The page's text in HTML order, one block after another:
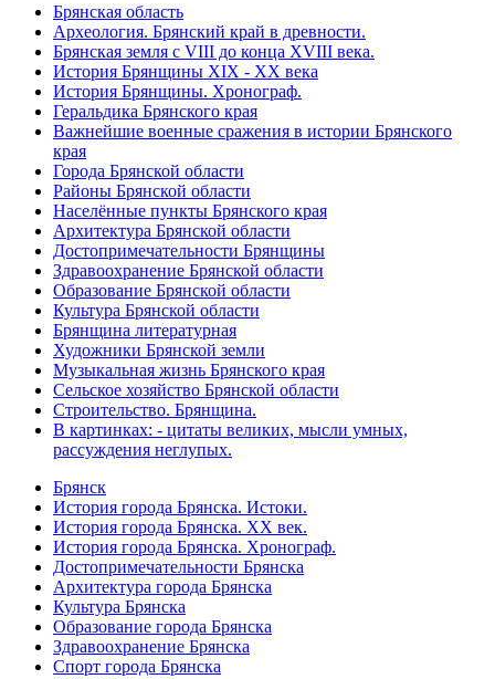
Брянская область
Археология. Брянский край в древности.
Брянская земля с VIII до конца XVIII века.
История Брянщины XIX - XX века
История Брянщины. Хронограф.
Геральдика Брянского края
Важнейшие военные сражения в истории Брянского
края
Города Брянской области
Районы Брянской области
Населённые пункты Брянского края
Архитектура Брянской области
Достопримечательности Брянщины
Здравоохранение Брянской области
Образование Брянской области
Культура Брянской области
Брянщина литературная
Художники Брянской земли
Музыкальная жизнь Брянского края
Сельское хозяйство Брянской области
Строительство. Брянщина.
В картинках: - цитаты великих, мысли умных,
рассуждения неглупых.
Брянск
История города Брянска. Истоки.
История города Брянска. XX век.
История города Брянска. Хронограф.
Достопримечательности Брянска
Архитектура города Брянска
Культура Брянска
Образование города Брянска
Здравоохранение Брянска
Спорт города Брянска